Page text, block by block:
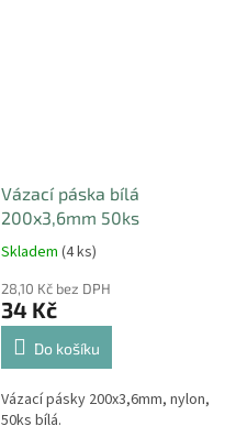
Vázací páska bílá
200x3,6mm 50ks
Skladem (4 ks)
28,10 Kč bez DPH
34 Kč
Do košíku
Vázací pásky 200x3,6mm, nylon,
50ks bílá.